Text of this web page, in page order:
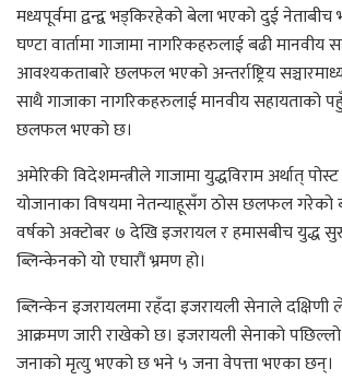
मध्यपूर्वमा द्वन्द्व भड्किरहेको बेला भएको दुई
घण्टा वार्तामा गाजामा नागरिकहरुलाई बढी मानवीय
आवश्यकताबारे छलफल भएको अन्तर्राष्ट्रिय
साथै गाजाका नागरिकहरुलाई मानवीय सहायताको
छलफल भएको छ।
अमेरिकी विदेशमन्त्रीले गाजामा युद्धविराम अर्थात्
योजानाका विषयमा नेतन्याहूसँग ठोस छलफल गरेको
वर्षको अक्टोबर ७ देखि इजरायल र हमासबीच युद्ध
ब्लिन्केनको यो एघारौं भ्रमण हो।
ब्लिन्केन इजरायलमा रहँदा इजरायली सेनाले दक्षिणी
आक्रमण जारी राखेको छ। इजरायली सेनाको
जनाको मृत्यु भएको छ भने ५ जना वेपत्ता भएका छन्।